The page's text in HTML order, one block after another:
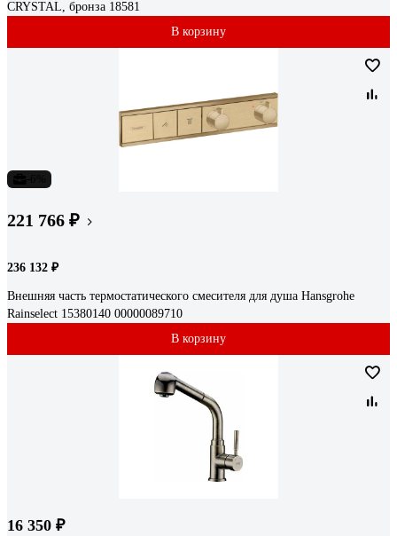
CRYSTAL, бронза 18581
В корзину
221 766 ₽
236 132 ₽
Внешняя часть термостатического смесителя для душа Hansgrohe
Rainselect 15380140 00000089710
В корзину
16 350 ₽